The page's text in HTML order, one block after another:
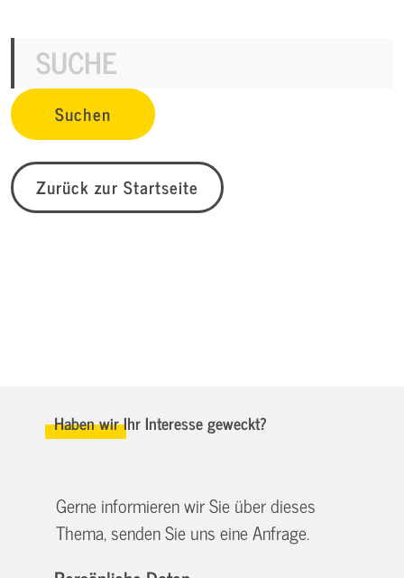
Zurück zur Startseite
Haben wir Ihr Interesse geweckt?
Gerne informieren wir Sie über dieses
Thema, senden Sie uns eine Anfrage.